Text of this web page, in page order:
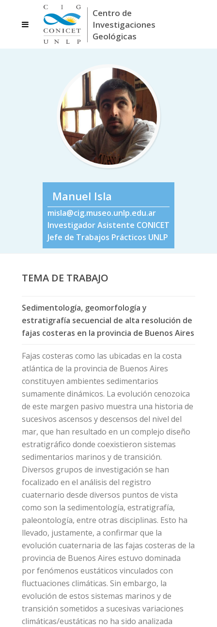
Manuel Isla
misla@cig.museo.unlp.edu.ar
Investigador Asistente CONICET
Jefe de Trabajos Prácticos UNLP
TEMA DE TRABAJO
Sedimentología, geomorfología y
estratigrafía secuencial de alta resolución de
fajas costeras en la provincia de Buenos Aires
Fajas costeras como las ubicadas en la costa
atlántica de la provincia de Buenos Aires
constituyen ambientes sedimentarios
sumamente dinámicos. La evolución cenozoica
de este margen pasivo muestra una historia de
sucesivos ascensos y descensos del nivel del
mar, que han resultado en un complejo diseño
estratigráfico donde coexistieron sistemas
sedimentarios marinos y de transición.
Diversos grupos de investigación se han
focalizado en el análisis del registro
cuaternario desde diversos puntos de vista
como son la sedimentología, estratigrafía,
paleontología, entre otras disciplinas. Esto ha
llevado, justamente, a confirmar que la
evolución cuaternaria de las fajas costeras de la
provincia de Buenos Aires estuvo dominada
por fenómenos eustáticos vinculados con
fluctuaciones climáticas. Sin embargo, la
evolución de estos sistemas marinos y de
transición sometidos a sucesivas variaciones
climáticas/eustáticas no ha sido analizada